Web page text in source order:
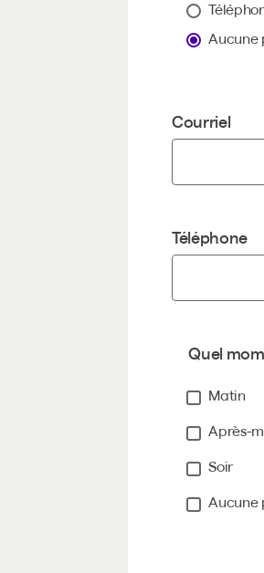
Aucune
Courriel
Téléphone
Quel
Matin
Après-
Soir
Aucune